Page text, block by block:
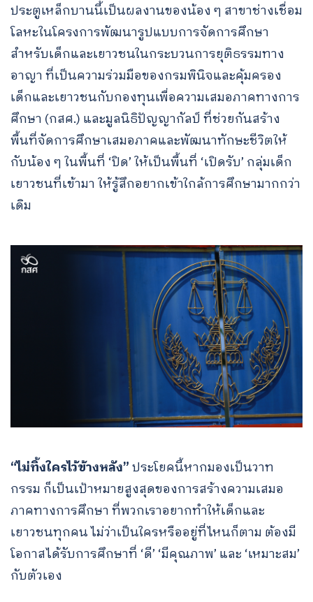
ประตูเหล็กบานนี้เป็นผลงานของน้อง ๆ สาขาช่างเชื่อม
โลหะในโครงการพัฒนารูปแบบการจัดการศึกษา
สำหรับเด็กและเยาวชนในกระบวนการยุติธรรมทาง
อาญา ที่เป็นความร่วมมือของกรมพินิจและคุ้มครอง
เด็กและเยาวชนกับกองทุนเพื่อความเสมอภาคทางการ
ศึกษา (กสศ.) และมูลนิธิปัญญากัลป์ ที่ช่วยกันสร้าง
พื้นที่จัดการศึกษาเสมอภาคและพัฒนาทักษะชีวิตให้
กับน้อง ๆ ในพื้นที่ ‘ปิด’ ให้เป็นพื้นที่ ‘เปิดรับ’ กลุ่มเด็ก
เยาวชนที่เข้ามา ให้รู้สึกอยากเข้าใกล้การศึกษามากกว่า
เดิม
“ไม่ทิ้งใครไว้ข้างหลัง”ประโยคนี้หากมองเป็นวาท
กรรม ก็เป็นเป้าหมายสูงสุดของการสร้างความเสมอ
ภาคทางการศึกษา ที่พวกเราอยากทำให้เด็กและ
เยาวชนทุกคน ไม่ว่าเป็นใครหรืออยู่ที่ไหนก็ตาม ต้องมี
โอกาสได้รับการศึกษาที่ ‘ดี’ ‘มีคุณภาพ’ และ ‘เหมาะสม’
กับตัวเอง